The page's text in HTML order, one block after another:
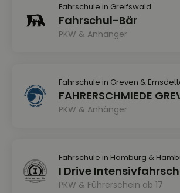
Fahrschule in Greifswald
Fahrschul-Bär
PKW & Anhänger
Fahrschule in Greven &
FAHRERSCHMIEDE
PKW & Anhänger
Fahrschule in Hamburg &
I Drive
PKW & Führerschein ab 17